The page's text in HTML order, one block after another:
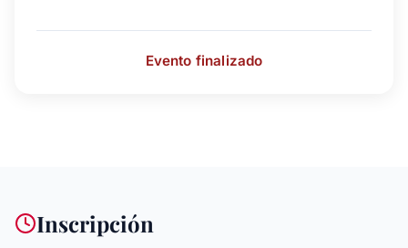
Evento finalizado
Inscripción